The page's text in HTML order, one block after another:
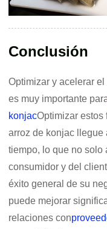
Conclusión
Optimizar y acelerar
es muy importante
konjacOptimizar estos
arroz de konjac llegue
tiempo, lo que no solo
consumidor y del
éxito general de su
puede mejorar
relaciones con